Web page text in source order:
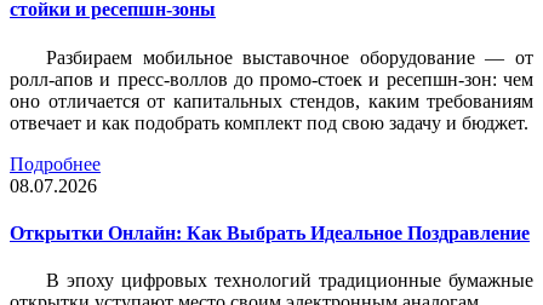
стойки и ресепшн-зоны
Разбираем мобильное выставочное оборудование — от
ролл-апов и пресс-воллов до промо-стоек и ресепшн-зон: чем
оно отличается от капитальных стендов, каким требованиям
отвечает и как подобрать комплект под свою задачу и бюджет.
Подробнее
08.07.2026
Открытки Онлайн: Как Выбрать Идеальное Поздравление
В эпоху цифровых технологий традиционные бумажные